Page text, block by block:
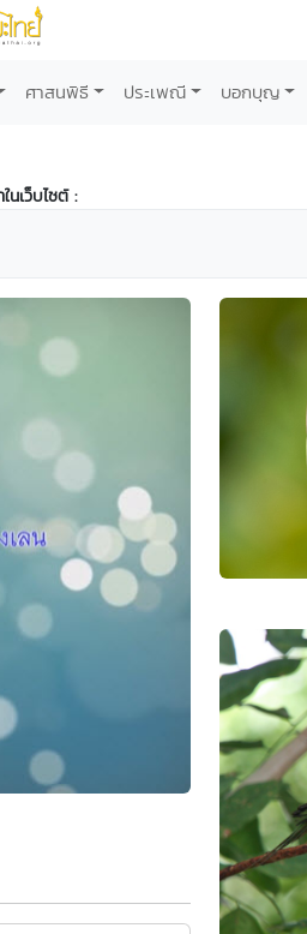
ศาสนพิธี ประเพณี บอกบุญ
นเว็บไซต์ :